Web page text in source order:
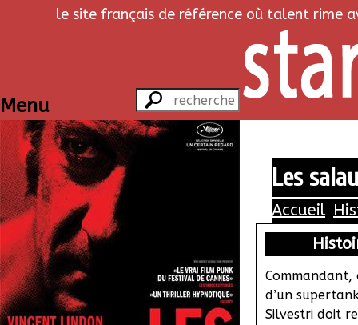
le site français de référence où talent rime
Menu
Les
Accueil
Commandant,
d’un
Silvestri doit